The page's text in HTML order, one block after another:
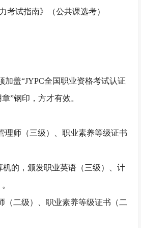
考试指南》（公共课选考）
加盖“JYPC全国职业资格考试认证
”钢印，方才有效。
理师（三级）、职业素养等级证书
机的，颁发职业英语（三级）、计
（二级）、职业素养等级证书（二